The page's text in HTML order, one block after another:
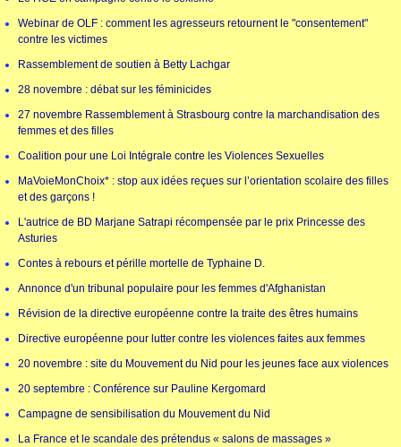
Webinar de OLF : comment les agresseurs retournent le "consentement"
contre les victimes
Rassemblement de soutien à Betty Lachgar
28 novembre : débat sur les féminicides
27 novembre Rassemblement à Strasbourg contre la marchandisation des
femmes et des filles
Coalition pour une Loi Intégrale contre les Violences Sexuelles
MaVoieMonChoix* : stop aux idées reçues sur l’orientation scolaire des filles
et des garçons !
L'autrice de BD Marjane Satrapi récompensée par le prix Princesse des
Asturies
Contes à rebours et pérille mortelle de Typhaine D.
Annonce d'un tribunal populaire pour les femmes d'Afghanistan
Révision de la directive européenne contre la traite des êtres humains
Directive européenne pour lutter contre les violences faites aux femmes
20 novembre : site du Mouvement du Nid pour les jeunes face aux violences
20 septembre : Conférence sur Pauline Kergomard
Campagne de sensibilisation du Mouvement du Nid
La France et le scandale des prétendus « salons de massages »